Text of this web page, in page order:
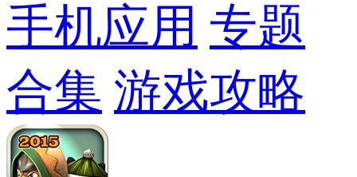
手机应用 专题
合集 游戏攻略